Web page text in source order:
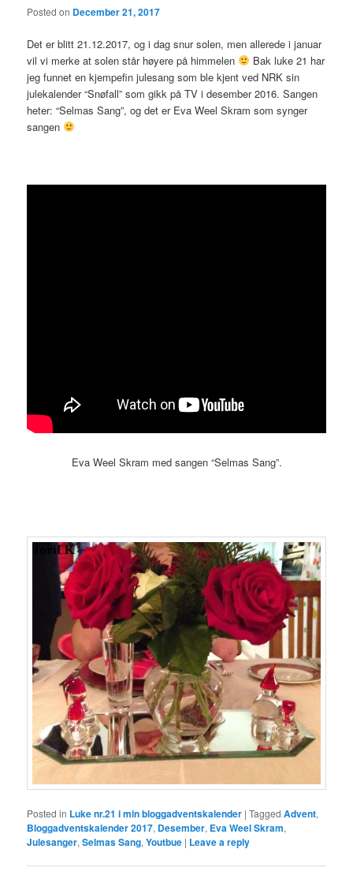
Posted on December 21, 2017
Det er blitt 21.12.2017, og i dag snur solen, men allerede i januar
vil vi merke at solen står høyere på himmelen
Bak luke 21 har
jeg funnet en kjempefin julesang som ble kjent ved NRK sin
julekalender “Snøfall” som gikk på TV i desember 2016. Sangen
heter: “Selmas Sang”, og det er Eva Weel Skram som synger
sangen
Eva Weel Skram med sangen “Selmas Sang”.
Posted in Luke nr.21 i min bloggadventskalender |Tagged Advent,
Bloggadventskalender 2017, Desember, Eva Weel Skram,
Julesanger,Selmas Sang,Youtbue | Leave a reply